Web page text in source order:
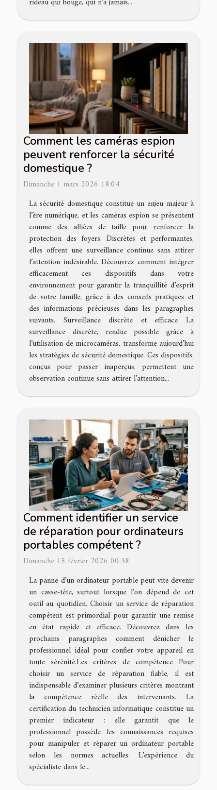
Comment les caméras espion
peuvent renforcer la sécurité
domestique ?
Dimanche 1 mars 2026 18:04
La sécurité domestique constitue un enjeu majeur à
l’ère numérique, et les caméras espion se présentent
comme des alliées de taille pour renforcer la
protection des foyers. Discrètes et performantes,
elles offrent une surveillance continue sans attirer
l’attention indésirable. Découvrez comment intégrer
efficacement ces dispositifs dans votre
environnement pour garantir la tranquillité d’esprit
de votre famille, grâce à des conseils pratiques et
des informations précieuses dans les paragraphes
suivants. Surveillance discrète et efficace La
surveillance discrète, rendue possible grâce à
l’utilisation de microcaméras, transforme aujourd’hui
les stratégies de sécurité domestique. Ces dispositifs,
conçus pour passer inaperçus, permettent une
observation continue sans attirer l’attention...
Comment identifier un service
de réparation pour ordinateurs
portables compétent ?
Dimanche 15 février 2026 00:38
La panne d’un ordinateur portable peut vite devenir
un casse-tête, surtout lorsque l’on dépend de cet
outil au quotidien. Choisir un service de réparation
compétent est primordial pour garantir une remise
en état rapide et efficace. Découvrez dans les
prochains paragraphes comment dénicher le
professionnel idéal pour confier votre appareil en
toute sérénité.Les critères de compétence Pour
choisir un service de réparation fiable, il est
indispensable d’examiner plusieurs critères montrant
la compétence réelle des intervenants. La
certification du technicien informatique constitue un
premier indicateur : elle garantit que le
professionnel possède les connaissances requises
pour manipuler et réparer un ordinateur portable
selon les normes actuelles. L’expérience du
spécialiste dans le...